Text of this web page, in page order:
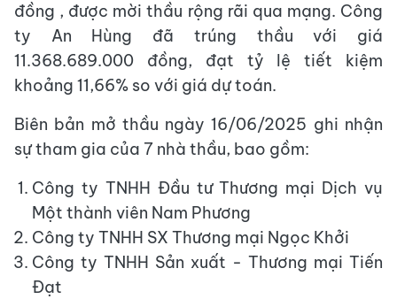
đồng , được mời thầu rộng rãi qua mạng. Công
ty An Hùng đã trúng thầu với giá
11.368.689.000 đồng, đạt tỷ lệ tiết kiệm
khoảng 11,66% so với giá dự toán.
Biên bản mở thầu ngày 16/06/2025 ghi nhận
sự tham gia của 7 nhà thầu, bao gồm:
Công ty TNHH Đầu tư Thương mại Dịch vụ
Một thành viên Nam Phương
Công ty TNHH SX Thương mại Ngọc Khởi
Công ty TNHH Sản xuất - Thương mại Tiến
Đạt